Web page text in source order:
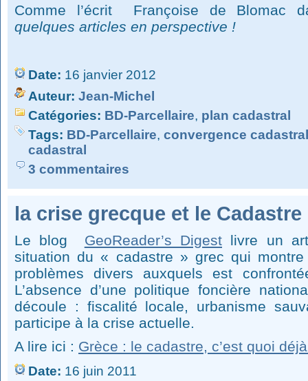
Comme l’écrit Françoise de Blomac
quelques articles en perspective !
Date: 16 janvier 2012
Auteur: Jean-Michel
Catégories: BD-Parcellaire, plan cadastral
Tags: BD-Parcellaire, convergence
cadastral
3 commentaires
la crise grecque et le Cadastre
Le blog GeoReader’s Digest livre un
situation du « cadastre » grec qui
problèmes divers auxquels est
L’absence d’une politique foncière
découle : fiscalité locale, urbanisme
participe à la crise actuelle.
A lire ici : Grèce : le cadastre, c’est quoi
Date: 16 juin 2011